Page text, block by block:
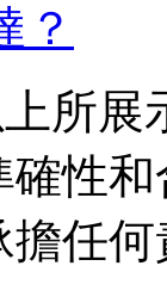
？
所展
性
擔任何